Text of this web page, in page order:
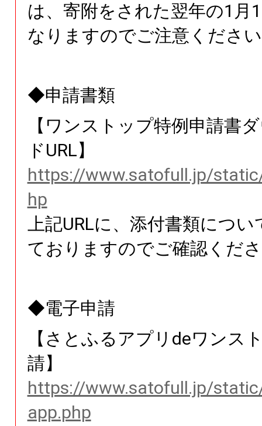
は、寄附をされた翌年の1月
なりますのでご注意くださ
◆申請書類
【ワンストップ特例申請書
ドURL】
https://www.satofull.jp/
hp
上記URLに、添付書類につい
ておりますのでご確認くだ
◆電子申請
【さとふるアプリdeワンス
請】
https://www.satofull.jp/
app.php